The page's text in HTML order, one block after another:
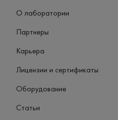
О лаборатории
Партнеры
Карьера
Лицензии и сертификаты
Оборудование
Статьи